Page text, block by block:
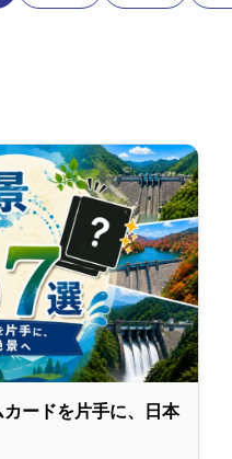
ードを片手に、日本